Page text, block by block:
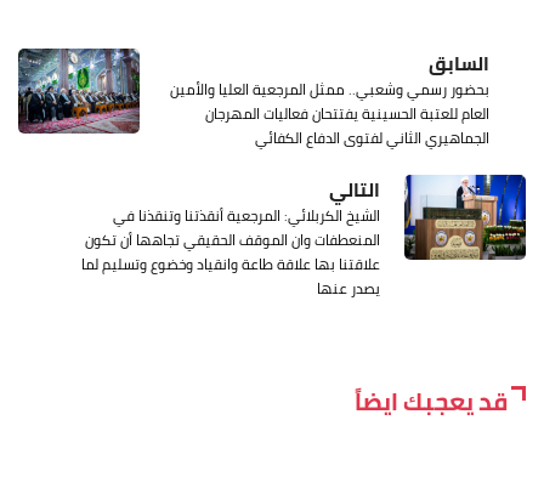
السابق
بحضور رسمي وشعبي.. ممثل المرجعية العليا والأمين
العام للعتبة الحسينية يفتتحان فعاليات المهرجان
الجماهيري الثاني لفتوى الدفاع الكفائي
التالي
الشيخ الكربلائي: المرجعية أنقذتنا وتنقذنا في
المنعطفات وان الموقف الحقيقي تجاهها أن تكون
علاقتنا بها علاقة طاعة وانقياد وخضوع وتسليم لما
يصدر عنها
قد يعجبك ايضاً